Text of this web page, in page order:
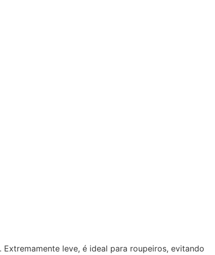
leve, é ideal para roupeiros, evitando